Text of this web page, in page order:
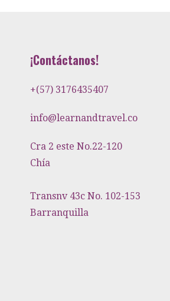
¡Contáctanos!
+(57) 3176435407
info@learnandtravel.co
Cra 2 este No.22-120
Chía
Transnv 43c No. 102-153
Barranquilla